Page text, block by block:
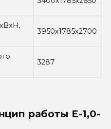
3950х1785х2700
3287
работы Е-1,0-